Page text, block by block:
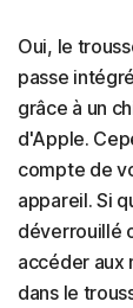
Oui, le
passe
grâce à un
d'Apple.
compte de
appareil. Si
déverrouillé
accéder aux
dans le